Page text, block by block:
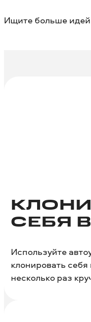
Ищите больше
СЕБЯ
Используйте
клонировать
несколько раз